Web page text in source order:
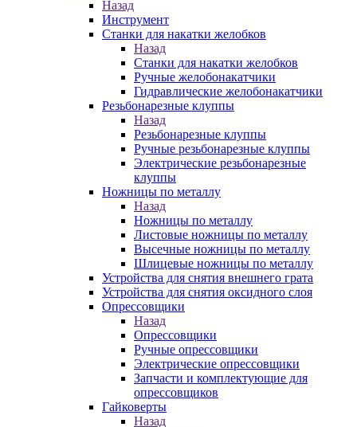
Назад
Инструмент
Станки для накатки желобков
Назад
Станки для накатки желобков
Ручные желобонакатчики
Гидравлические желобонакатчики
Резьбонарезные клуппы
Назад
Резьбонарезные клуппы
Ручные резьбонарезные клуппы
Электрические резьбонарезные
клуппы
Ножницы по металлу
Назад
Ножницы по металлу
Листовые ножницы по металлу
Высечные ножницы по металлу
Шлицевые ножницы по металлу
Устройства для снятия внешнего грата
Устройства для снятия оксидного слоя
Опрессовщики
Назад
Опрессовщики
Ручные опрессовщики
Электрические опрессовщики
Запчасти и комплектующие для
опрессовщиков
Гайковерты
Назад